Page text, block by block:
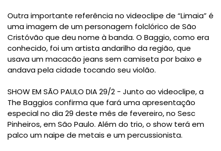
Outra importante referência no videoclipe de “Limaia” é
uma imagem de um personagem folclórico de São
Cristóvão que deu nome à banda. O Baggio, como era
conhecido, foi um artista andarilho da região, que
usava um macacão jeans sem camiseta por baixo e
andava pela cidade tocando seu violão.
SHOW EM SÃO PAULO DIA 29/2 - Junto ao videoclipe, a
The Baggios confirma que fará uma apresentação
especial no dia 29 deste mês de fevereiro, no Sesc
Pinheiros, em São Paulo. Além do trio, o show terá em
palco um naipe de metais e um percussionista.